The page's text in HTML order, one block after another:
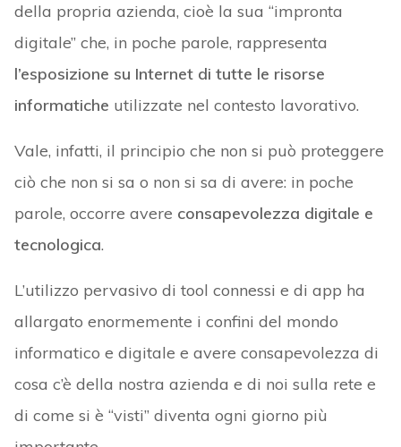
della propria azienda, cioè la sua “impronta
digitale” che, in poche parole, rappresenta
l’esposizione su Internet di tutte le risorse
informatiche utilizzate nel contesto lavorativo.
Vale, infatti, il principio che non si può proteggere
ciò che non si sa o non si sa di avere: in poche
parole, occorre avere consapevolezza digitale e
tecnologica.
L’utilizzo pervasivo di tool connessi e di app ha
allargato enormemente i confini del mondo
informatico e digitale e avere consapevolezza di
cosa c’è della nostra azienda e di noi sulla rete e
di come si è “visti” diventa ogni giorno più